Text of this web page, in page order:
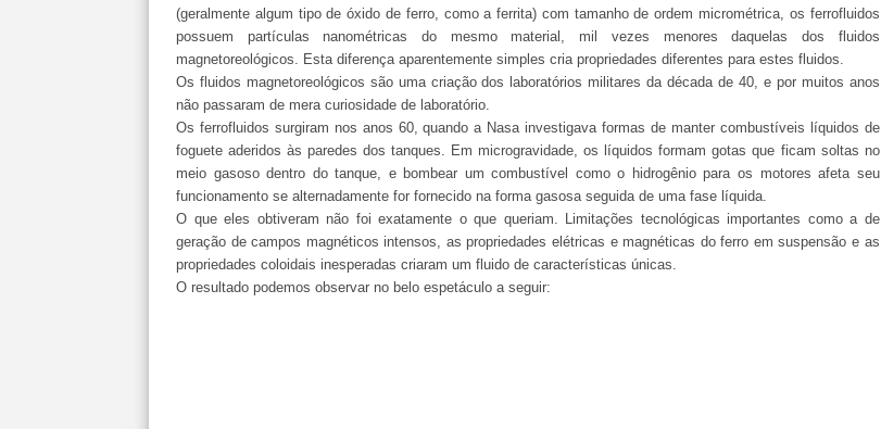
(geralmente algum tipo de óxido de ferro, como a ferrita) com tamanho de ordem micrométrica, os ferrofluidos
possuem partículas nanométricas do mesmo material, mil vezes menores daquelas dos fluidos
magnetoreológicos. Esta diferença aparentemente simples cria propriedades diferentes para estes fluidos.
Os fluidos magnetoreológicos são uma criação dos laboratórios militares da década de 40, e por muitos anos
não passaram de mera curiosidade de laboratório.
Os ferrofluidos surgiram nos anos 60, quando a Nasa investigava formas de manter combustíveis líquidos de
foguete aderidos às paredes dos tanques. Em microgravidade, os líquidos formam gotas que ficam soltas no
meio gasoso dentro do tanque, e bombear um combustível como o hidrogênio para os motores afeta seu
funcionamento se alternadamente for fornecido na forma gasosa seguida de uma fase líquida.
O que eles obtiveram não foi exatamente o que queriam. Limitações tecnológicas importantes como a de
geração de campos magnéticos intensos, as propriedades elétricas e magnéticas do ferro em suspensão e as
propriedades coloidais inesperadas criaram um fluido de características únicas.
O resultado podemos observar no belo espetáculo a seguir: